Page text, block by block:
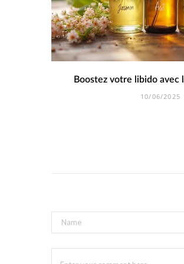
Boostez votre libido avec
10/06/2025